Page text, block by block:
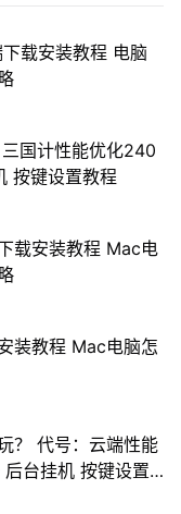
载安装教程 电脑
国计性能优化240
按键设置教程
载安装教程 Mac电
装教程 Mac电脑怎
？ 代号：云端性能
台挂机 按键设置